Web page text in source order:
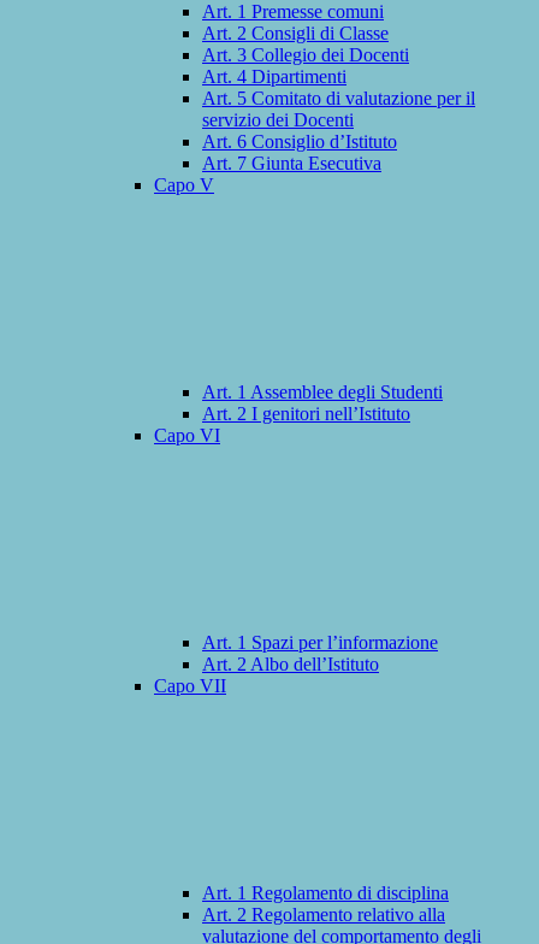
Art. 1 Premesse comuni
Art. 2 Consigli di Classe
Art. 3 Collegio dei Docenti
Art. 4 Dipartimenti
Art. 5 Comitato di valutazione per il
servizio dei Docenti
Art. 6 Consiglio d’Istituto
Art. 7 Giunta Esecutiva
Capo V
Art. 1 Assemblee degli Studenti
Art. 2 I genitori nell’Istituto
Capo VI
Art. 1 Spazi per l’informazione
Art. 2 Albo dell’Istituto
Capo VII
Art. 1 Regolamento di disciplina
Art. 2 Regolamento relativo alla
valutazione del comportamento degli